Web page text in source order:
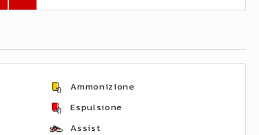
Ammonizione
Espulsione
Assist